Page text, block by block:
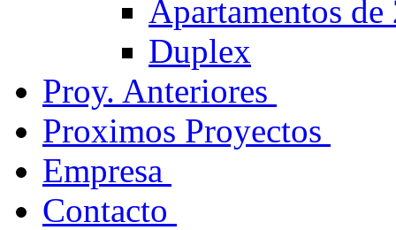
Apartamentos
Duplex
Proy. Anteriores
Proximos Proyectos
Empresa
Contacto